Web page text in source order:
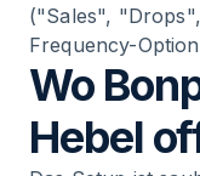
("Sales",
Frequency-
Wo
Hebel